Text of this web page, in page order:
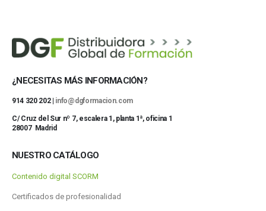
¿NECESITAS MÁS INFORMACIÓN?
914 320 202 | info@dgformacion.com
C/ Cruz del Sur nº 7, escalera 1, planta 1ª, oficina 1
28007 Madrid
NUESTRO CATÁLOGO
Contenido digital SCORM
Certificados de profesionalidad